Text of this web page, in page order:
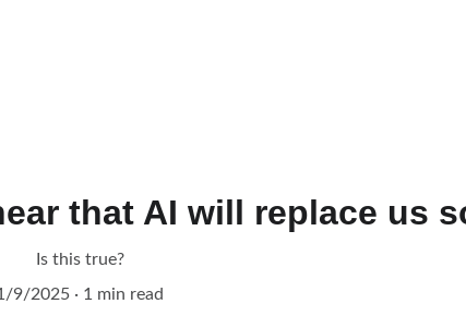
that AI will replace us
Is this true?
9/2025
1 min read